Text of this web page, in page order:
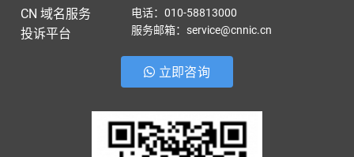
CN 域名服务
投诉平台
电话：010-58813000
服务邮箱：service@cnnic.cn
立即咨询